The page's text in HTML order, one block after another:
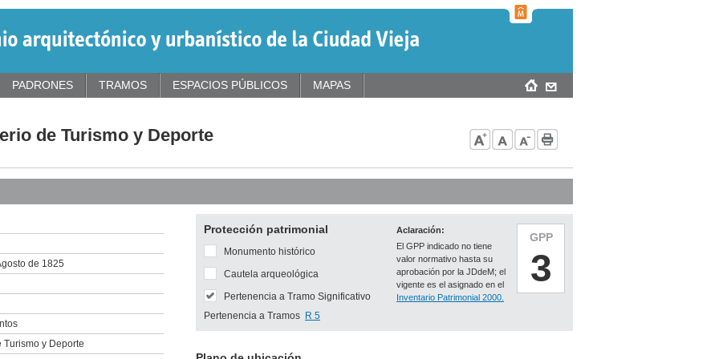
de Turismo y Deporte
de 1825
Turismo y Deporte
Protección patrimonial
GPP
3
Aclaración:
El GPP indicado no tiene
valor normativo hasta su
aprobación por la JDdeM; el
vigente es el asignado en el
Inventario Patrimonial 2000.
Monumento histórico
Cautela arqueológica
Pertenencia a Tramo Significativo
Pertenencia a Tramos R 5
PADRONES TRAMOS ESPACIOS PÚBLICOS MAPAS